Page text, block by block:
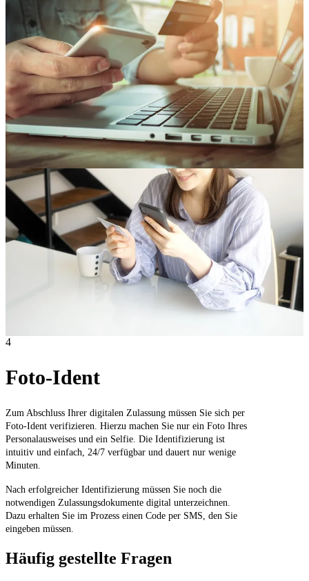
4
Foto-Ident
Zum Abschluss Ihrer digitalen Zulassung müssen Sie sich per
Foto-Ident verifizieren. Hierzu machen Sie nur ein Foto Ihres
Personalausweises und ein Selfie. Die Identifizierung ist
intuitiv und einfach, 24/7 verfügbar und dauert nur wenige
Minuten.
Nach erfolgreicher Identifizierung müssen Sie noch die
notwendigen Zulassungsdokumente digital unterzeichnen.
Dazu erhalten Sie im Prozess einen Code per SMS, den Sie
eingeben müssen.
Häufig gestellte Fragen